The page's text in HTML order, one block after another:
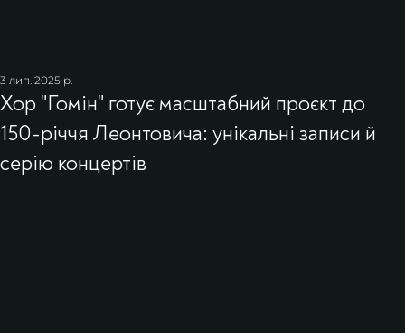
Хор "Гомін" готує масштабний проєкт до
150-річчя Леонтовича: унікальні записи й
серію концертів
3 лип. 2025 р.